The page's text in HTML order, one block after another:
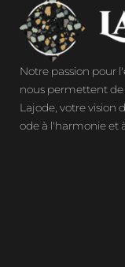
Notre passion pour
nous permettent de
Lajode, votre vision
ode à l'harmonie et